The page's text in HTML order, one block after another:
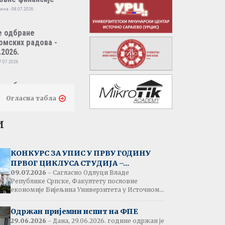
- 08.07.2026
одбране
радова -
одбране
радова -
пословно
- 07.07.2026
испита:
трговина
- 07.07.2026
Огласна табла
КОНКУРС ЗА УПИС У ПРВУ ГОДИНУ
ПРВОГ ЦИКЛУСА СТУДИЈА –...
09.07.2026 - Сагласно Одлуци Владе
Републике Српске, Факултету пословне
економије Бијељина Универзитета у Источном...
Одржан пријемни испит на ФПЕ
29.06.2026 - Дана, 29.06.2026. године одржан је